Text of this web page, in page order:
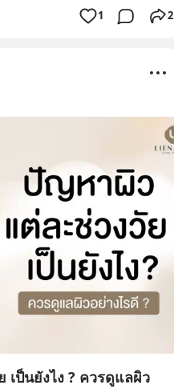
1 2
ป็นยังไง ? ควรดูแลผิว